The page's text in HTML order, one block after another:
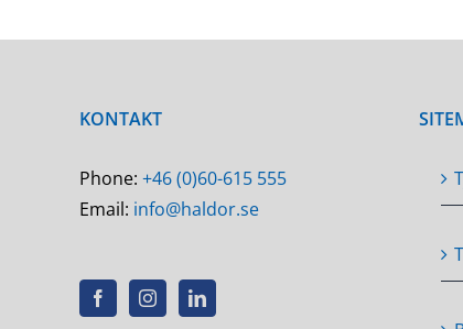
KONTAKT
Phone: +46 (0)60-615 555
Email: info@haldor.se